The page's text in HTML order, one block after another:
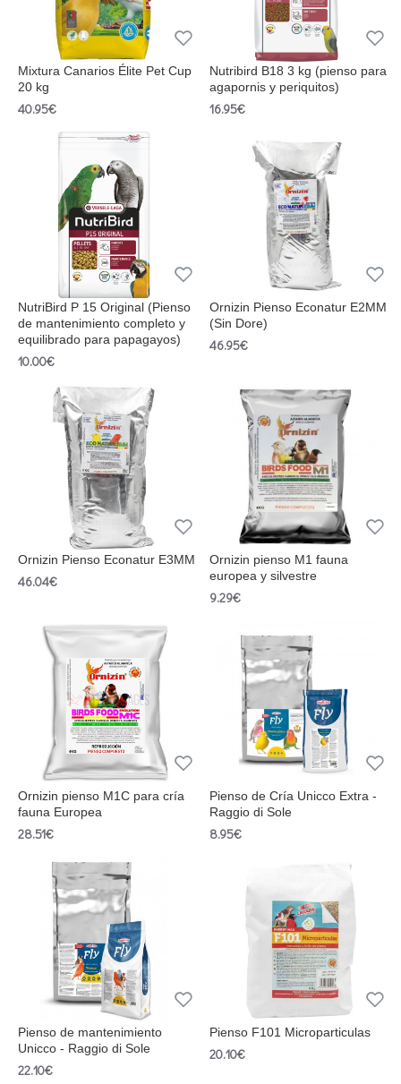
Mixtura Canarios Élite Pet Cup
20 kg
40.95€
Nutribird B18 3 kg (pienso para
agapornis y periquitos)
16.95€
NutriBird P 15 Original (Pienso
de mantenimiento completo y
equilibrado para papagayos)
10.00€
Ornizin Pienso Econatur E2MM
(Sin Dore)
46.95€
Ornizin Pienso Econatur E3MM
46.04€
Ornizin pienso M1 fauna
europea y silvestre
9.29€
Ornizin pienso M1C para cría
fauna Europea
28.51€
Pienso de Cría Unicco Extra -
Raggio di Sole
8.95€
Pienso de mantenimiento
Unicco - Raggio di Sole
22.10€
Pienso F101 Microparticulas
20.10€